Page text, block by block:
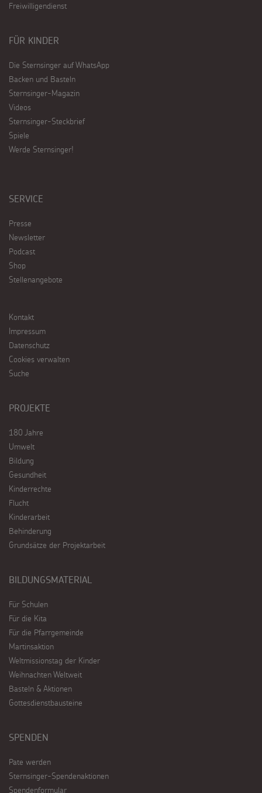
Freiwilligendienst
FÜR KINDER
Die Sternsinger auf WhatsApp
Backen und Basteln
Sternsinger-Magazin
Videos
Sternsinger-Steckbrief
Spiele
Werde Sternsinger!
SERVICE
Presse
Newsletter
Podcast
Shop
Stellenangebote
Kontakt
Impressum
Datenschutz
Cookies verwalten
Suche
PROJEKTE
180 Jahre
Umwelt
Bildung
Gesundheit
Kinderrechte
Flucht
Kinderarbeit
Behinderung
Grundsätze der Projektarbeit
BILDUNGSMATERIAL
Für Schulen
Für die Kita
Für die Pfarrgemeinde
Martinsaktion
Weltmissionstag der Kinder
Weihnachten Weltweit
Basteln & Aktionen
Gottesdienstbausteine
SPENDEN
Pate werden
Sternsinger-Spendenaktionen
Spendenformular